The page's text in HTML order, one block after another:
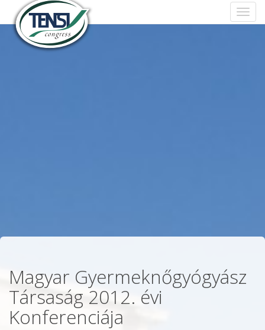
Magyar Gyermeknőgyógyász
Társaság 2012. évi
Konferenciája